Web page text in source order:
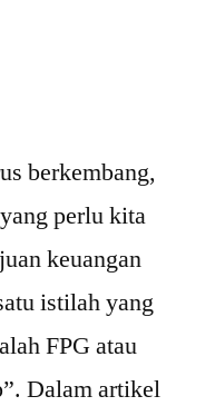
berkembang,
perlu kita
keuangan
istilah yang
FPG atau
Dalam artikel